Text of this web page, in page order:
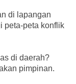
di lapangan
peta-peta konflik
di daerah?
pimpinan.